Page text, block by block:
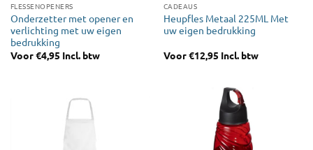
FLESSENOPENERS
Onderzetter met opener en
verlichting met uw eigen
bedrukking
Voor€4,95 Incl. btw
CADEAUS
Heupfles Metaal 225ML Met
uw eigen bedrukking
Voor€12,95 Incl. btw